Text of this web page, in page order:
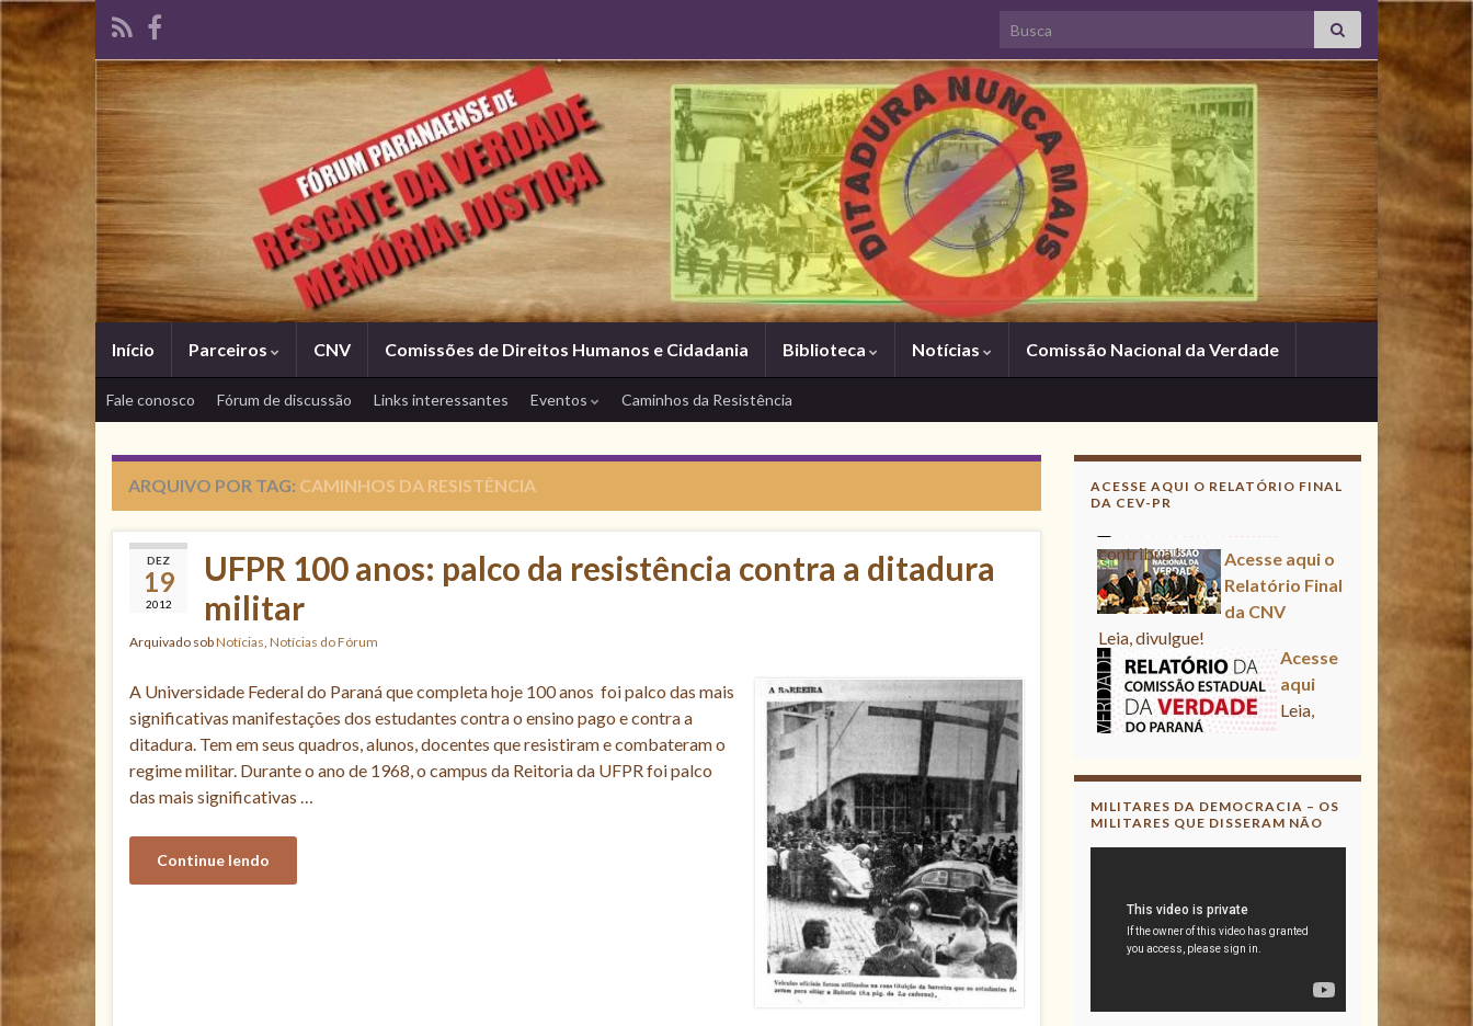
Search for:
Início Parceiros CNV Comissões de Direitos Humanos e Cidadania Biblioteca Notícias Comissão Nacional da Verdade
Fale conosco Fórum de discussão Links interessantes Eventos Caminhos da Resistência
ARQUIVO POR TAG: CAMINHOS DA RESISTÊNCIA
DEZ
19
2012
UFPR 100 anos: palco da resistência contra a ditadura
militar
Arquivado sobNotícias, Notícias do Fórum
A Universidade Federal do Paraná que completa hoje 100 anos foi palco das mais
significativas manifestações dos estudantes contra o ensino pago e contra a
ditadura. Tem em seus quadros, alunos, docentes que resistiram e combateram o
regime militar. Durante o ano de 1968, o campus da Reitoria da UFPR foi palco
das mais significativas …
Continue lendo
ACESSE AQUI O RELATÓRIO FINAL
DA CEV-PR
Acesse aqui o Relatório Final
da CNV
Leia, divulgue!
Acesse aqui
Leia, contribua !
da CNV
Leia, divulgue!
MILITARES DA DEMOCRACIA – OS
MILITARES QUE DISSERAM NÃO